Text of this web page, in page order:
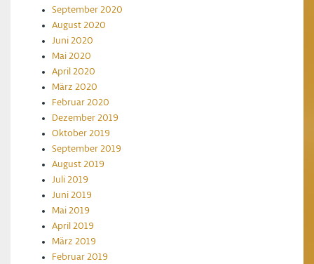
September 2020
August 2020
Juni 2020
Mai 2020
April 2020
März 2020
Februar 2020
Dezember 2019
Oktober 2019
September 2019
August 2019
Juli 2019
Juni 2019
Mai 2019
April 2019
März 2019
Februar 2019